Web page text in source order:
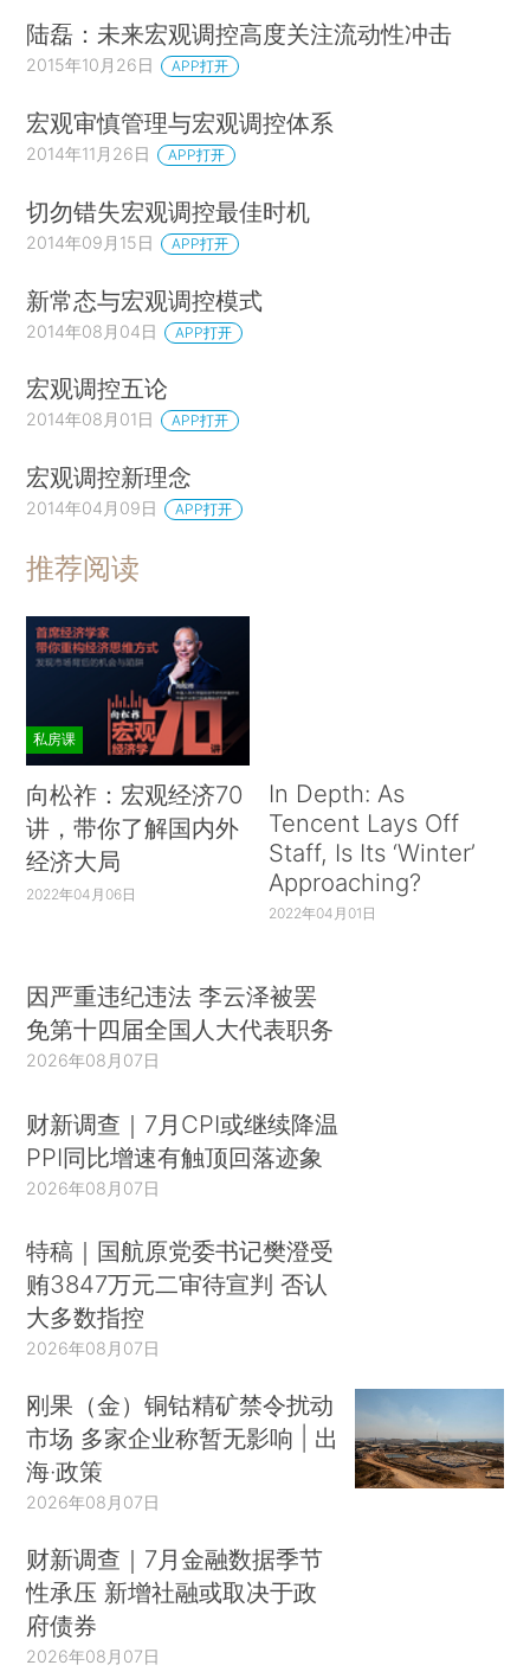
陆磊：未来宏观调控高度关注流动性冲击
2015年10月26日 APP打开
宏观审慎管理与宏观调控体系
2014年11月26日 APP打开
切勿错失宏观调控最佳时机
2014年09月15日 APP打开
新常态与宏观调控模式
2014年08月04日 APP打开
宏观调控五论
2014年08月01日 APP打开
宏观调控新理念
2014年04月09日 APP打开
推荐阅读
私房课
向松祚：宏观经济70
讲，带你了解国内外
经济大局
2022年04月06日
In Depth: As
Tencent Lays Off
Staff, Is Its ‘Winter’
Approaching?
2022年04月01日
因严重违纪违法 李云泽被罢
免第十四届全国人大代表职务
2026年08月07日
财新调查｜7月CPI或继续降温
PPI同比增速有触顶回落迹象
2026年08月07日
特稿｜国航原党委书记樊澄受
贿3847万元二审待宣判 否认
大多数指控
2026年08月07日
刚果（金）铜钴精矿禁令扰动
市场 多家企业称暂无影响 | 出
海·政策
2026年08月07日
财新调查｜7月金融数据季节
性承压 新增社融或取决于政
府债券
2026年08月07日